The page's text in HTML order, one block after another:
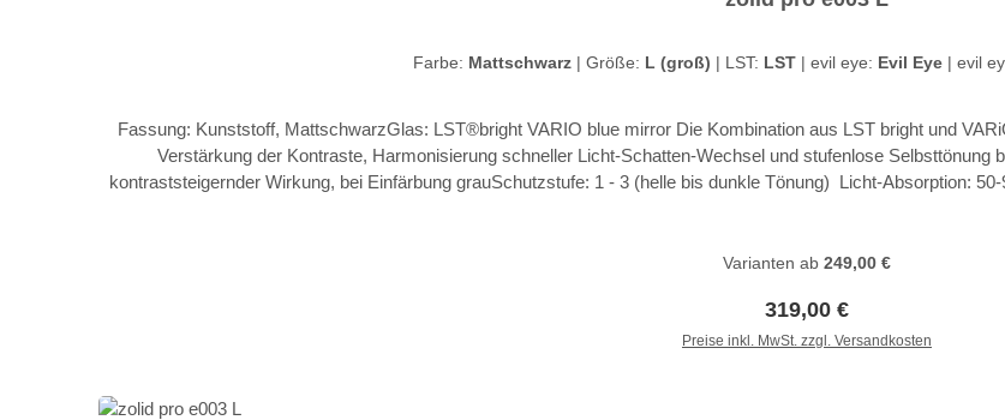
Farbe: Mattschwarz | Größe: L (groß) | LST: LST | evil eye: Evil Eye | evil
Fassung: Kunststoff, MattschwarzGlas: LST®bright VARIO blue mirror Die Kombination aus LST bright und VARiO vereint die Vorteile beider Technologien: aufhellende Wirkung,
Verstärkung der Kontraste, Harmonisierung schneller Licht-Schatten-Wechsel und stufenlose Selbsttönung
kontraststeigernder Wirkung, bei Einfärbung grauSchutzstufe: 1 - 3 (helle bis dunkle Tönung) Licht-Absorption: 50-91% Licht-
Varianten ab 249,00 €
Regulärer Preis:
319,00 €
Preise inkl. MwSt. zzgl. Versandkosten